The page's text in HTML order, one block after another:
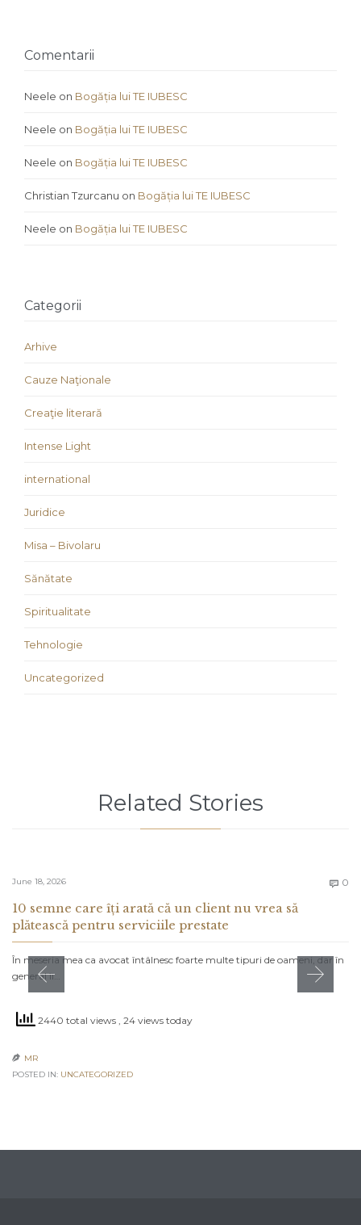
Comentarii
Neele on Bogăția lui TE IUBESC
Neele on Bogăția lui TE IUBESC
Neele on Bogăția lui TE IUBESC
Christian Tzurcanu on Bogăția lui TE IUBESC
Neele on Bogăția lui TE IUBESC
Categorii
Arhive
Cauze Naţionale
Creaţie literară
Intense Light
international
Juridice
Misa – Bivolaru
Sănătate
Spiritualitate
Tehnologie
Uncategorized
Related Stories
June 18, 2026  0
10 semne care îți arată că un client nu vrea să
plătească pentru serviciile prestate
În meseria mea ca avocat întâlnesc foarte multe tipuri de oameni, dar în
general îi…
2440 total views , 24 views today
 MR
POSTED IN: UNCATEGORIZED